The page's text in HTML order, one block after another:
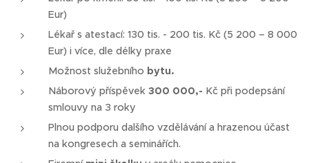
Eur)
Lékař s atestací: 130 tis. - 200 tis. Kč (5 200 – 8 000
Eur) i více, dle délky praxe
Možnost služebního bytu.
Náborový příspěvek 300 000,- Kč při podepsání
smlouvy na 3 roky
Plnou podporu dalšího vzdělávání a hrazenou účast
na kongresech a seminářích.